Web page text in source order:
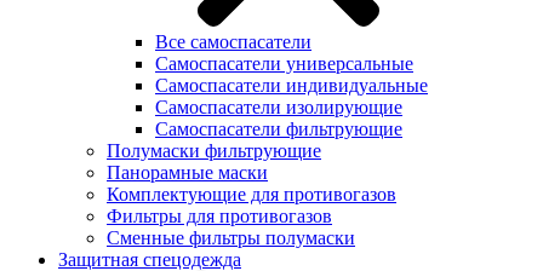
Все самоспасатели
Самоспасатели универсальные
Самоспасатели индивидуальные
Самоспасатели изолирующие
Самоспасатели фильтрующие
Полумаски фильтрующие
Панорамные маски
Комплектующие для противогазов
Фильтры для противогазов
Сменные фильтры полумаски
Защитная спецодежда